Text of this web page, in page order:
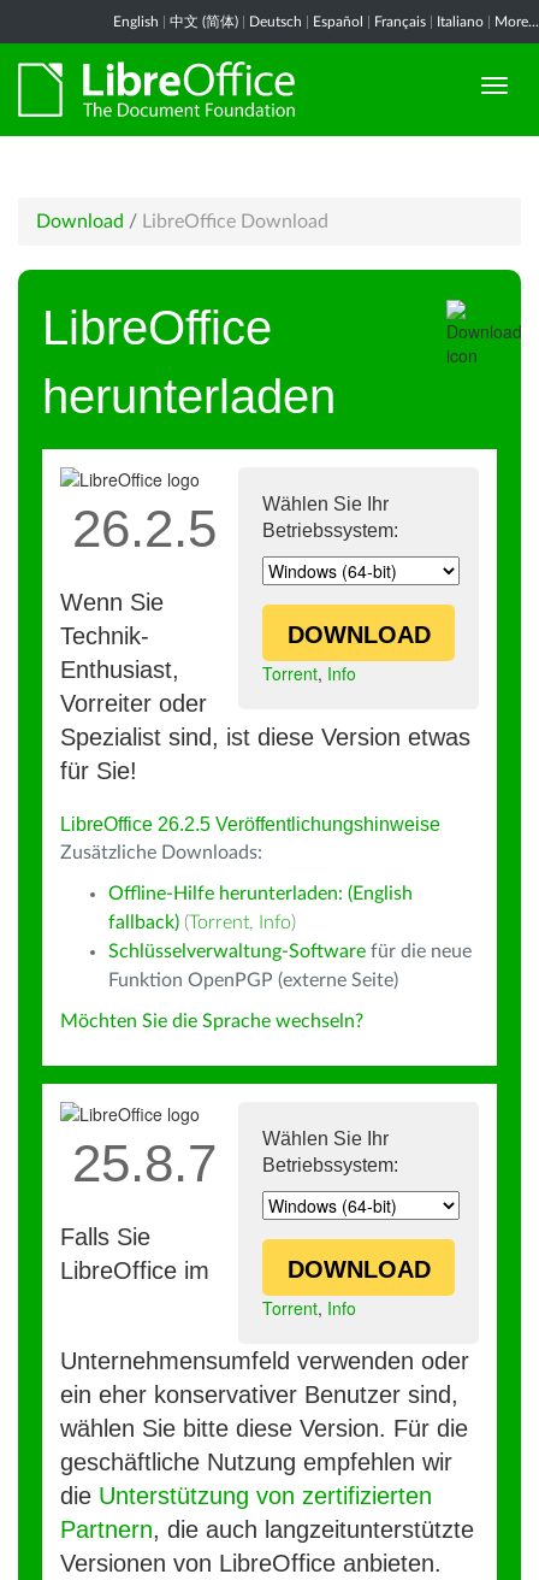
English 中文 (简体) Deutsch Español Français Italiano More...
Download / LibreOffice Download
LibreOffice
herunterladen
Wählen Sie Ihr
Betriebssystem:
DOWNLOAD
Torrent, Info
26.2.5
Wenn Sie
Technik-
Enthusiast,
Vorreiter oder
Spezialist sind, ist diese Version etwas
für Sie!
LibreOffice 26.2.5 Veröffentlichungshinweise
Zusätzliche Downloads:
Offline-Hilfe herunterladen: (English
fallback) (Torrent, Info)
Schlüsselverwaltung-Software für die neue
Funktion OpenPGP (externe Seite)
Möchten Sie die Sprache wechseln?
Wählen Sie Ihr
Betriebssystem:
DOWNLOAD
Torrent, Info
25.8.7
Falls Sie
LibreOffice im
Unternehmensumfeld verwenden oder
ein eher konservativer Benutzer sind,
wählen Sie bitte diese Version. Für die
geschäftliche Nutzung empfehlen wir
die Unterstützung von zertifizierten
Partnern, die auch langzeitunterstützte
Versionen von LibreOffice anbieten.